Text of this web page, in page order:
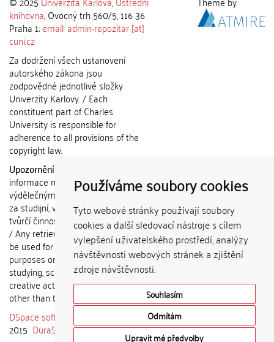
Používáme soubory cookies
Tyto webové stránky používají soubory
cookies a další sledovací nástroje s cílem
vylepšení uživatelského prostředí, analýzy
návštěvnosti webových stránek a zjištění
zdroje návštěvnosti.
Souhlasím
Odmítám
Upravit mé předvolby
knihovna, Ovocný trh 560/5, 116 36
Praha 1;email: admin-repozitar [at]
cuni.cz
Za dodržení všech ustanovení
autorského zákona jsou
zodpovědné jednotlivé složky
Univerzity Karlovy. / Each
constituent part of Charles
University is responsible for
adherence to all provisions of the
copyright law.
Upozornění / Notice:
informace nemohou být použity k
výdělečným účelům nebo vydávány
za studijní, vědeckou nebo jinou
tvůrčí činnost jiné osoby než autora.
/ Any retrieved information shall not
be used for any commercial
purposes or claimed as results of
studying, scientific or any other
creative activities of any person
other than the author.
DSpace software
copyright © 2002-
2015 DuraSpace